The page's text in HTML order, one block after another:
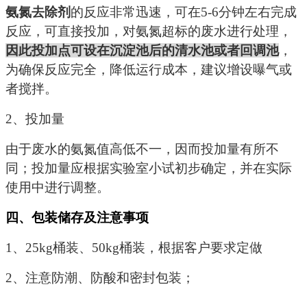
氨氮去除剂 的反应非常迅速，可在5-6分钟左右完成
反应，可直接投加，对氨氮超标的废水进行处理，
因此投加点可设在沉淀池后的清水池或者回调池，
为确保反应完全，降低运行成本，建议增设曝气或
者搅拌。
2、投加量
由于废水的氨氮值高低不一，因而投加量有所不
同；投加量应根据实验室小试初步确定，并在实际
使用中进行调整。
四、包装储存及注意事项
1、 25kg桶装、 50kg桶装，根据客户要求定做
2、注意防潮、防酸和密封包装；